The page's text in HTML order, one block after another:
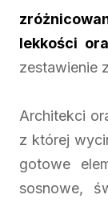
lekkości
zestawienie
Architekci
z której
gotowe
sosnowe,